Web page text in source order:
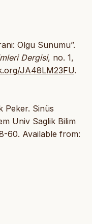
Olgu Sunumu”.
Dergisi, no. 1,
JA48LM23FU.
Peker. Sinüs
Univ Saglik Bilim
60. Available from: